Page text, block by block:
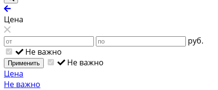
Цена
руб.
Не важно
Применить
Не важно
Цена
Не важно